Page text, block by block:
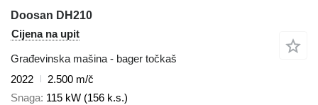
Doosan DH210
Cijena na upit
Građevinska mašina - bager točkaš
2022
2.500 m/č
Snaga 115 kW (156 k.s.)